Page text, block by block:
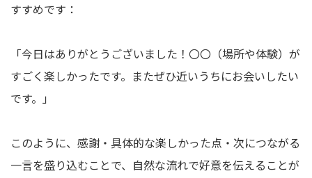
すすめです：
「今日はありがとうございました！〇〇（場所や体験）が
すごく楽しかったです。またぜひ近いうちにお会いしたい
です。」
このように、感謝・具体的な楽しかった点・次につながる
一言を盛り込むことで、自然な流れで好意を伝えることが